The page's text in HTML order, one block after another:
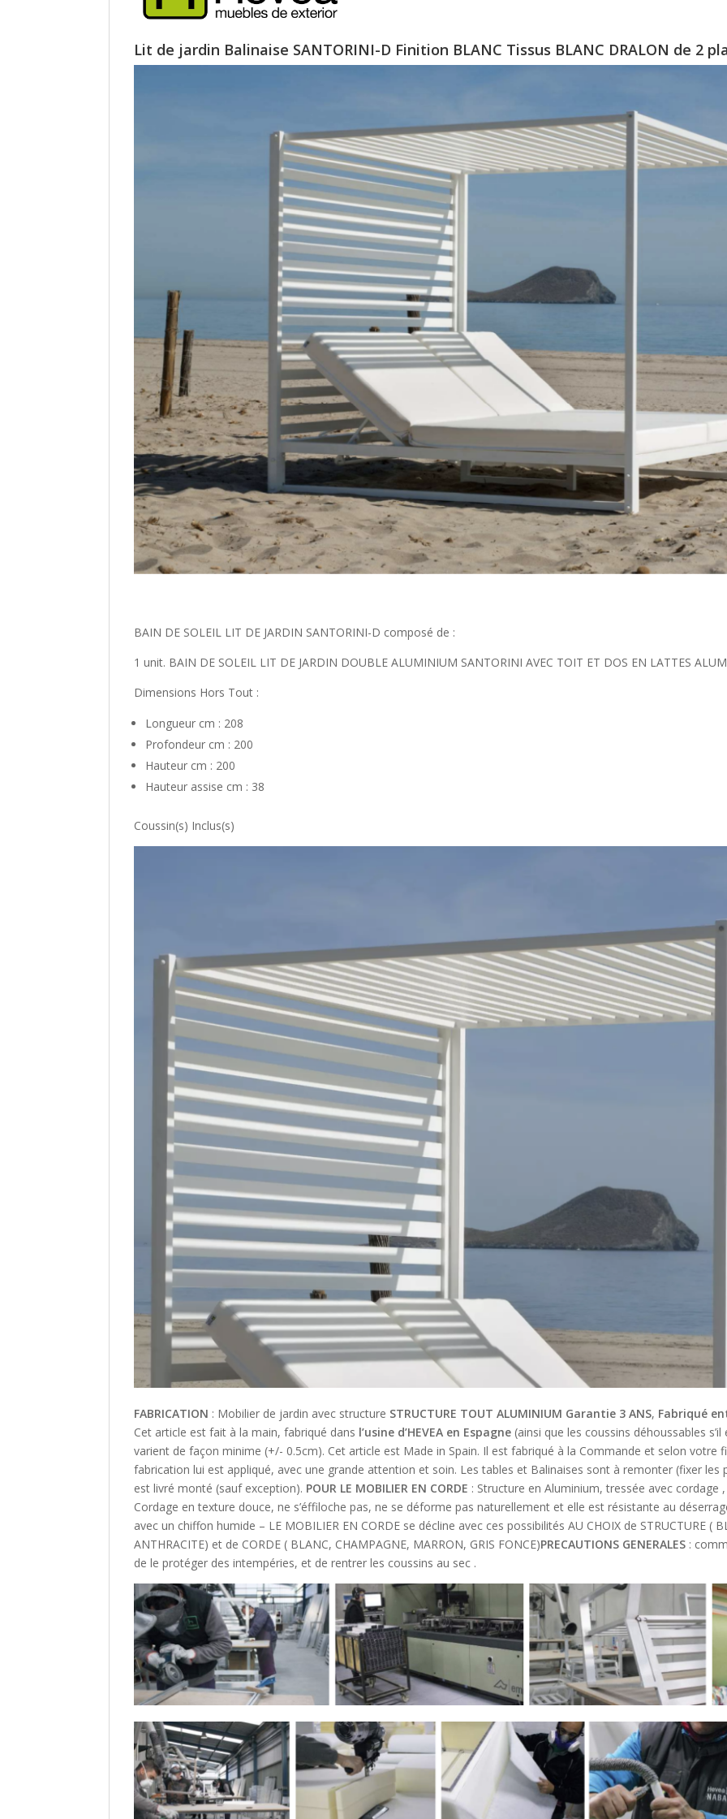
Lit de jardin Balinaise SANTORINI-D Finition BLANC Tissus BLANC DRALON de 2
BAIN DE SOLEIL LIT DE JARDIN SANTORINI-D composé de :
1 unit. BAIN DE SOLEIL LIT DE JARDIN DOUBLE ALUMINIUM SANTORINI AVEC TOIT ET DOS EN LATTES
Dimensions Hors Tout :
Longueur cm : 208
Profondeur cm : 200
Hauteur cm : 200
Hauteur assise cm : 38
Coussin(s) Inclus(s)
FABRICATION : Mobilier de jardin avec structure STRUCTURE TOUT ALUMINIUM Garantie 3 ANS, Fabriqué
Cet article est fait à la main, fabriqué dans l’usine d’HEVEA en Espagne (ainsi que les coussins déhoussables
varient de façon minime (+/- 0.5cm). Cet article est Made in Spain. Il est fabriqué à la Commande et selon votre
fabrication lui est appliqué, avec une grande attention et soin. Les tables et Balinaises sont à remonter (fixer
est livré monté (sauf exception). POUR LE MOBILIER EN CORDE : Structure en Aluminium, tressée avec
Cordage en texture douce, ne s’éffiloche pas, ne se déforme pas naturellement et elle est résistante au
avec un chiffon humide – LE MOBILIER EN CORDE se décline avec ces possibilités AU CHOIX de STRUCTURE (
ANTHRACITE) et de CORDE ( BLANC, CHAMPAGNE, MARRON, GRIS FONCE)PRECAUTIONS GENERALES :
de le protéger des intempéries, et de rentrer les coussins au sec .